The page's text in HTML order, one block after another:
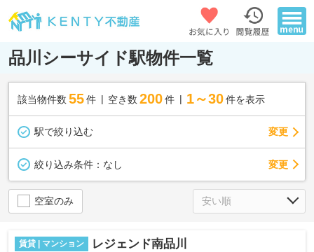
品川シーサイド駅物件一覧
該当物件数 55件 空き数 200 件 1～30 件を表示
駅で絞り込む 変更
絞り込み条件： なし 変更
空室のみ
賃貸 | マンション レジェンド南品川